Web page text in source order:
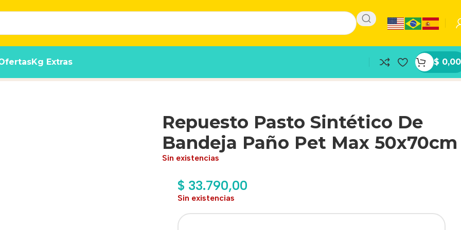
Kg Extras $ 0,00
Pet Max 50x70cm
Repuesto Pasto Sintético De
Bandeja Paño Pet Max 50x70cm
Sin existencias
$ 33.790,00
Sin existencias